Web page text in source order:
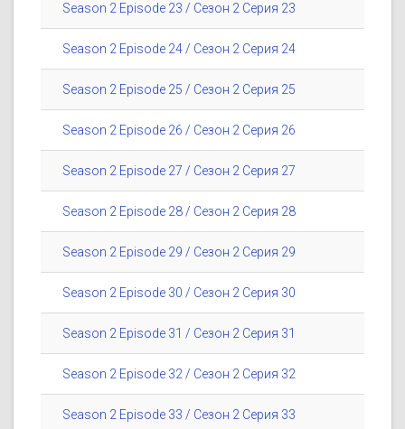
Season 2 Episode 23 / Сезон 2 Серия 23
Season 2 Episode 24 / Сезон 2 Серия 24
Season 2 Episode 25 / Сезон 2 Серия 25
Season 2 Episode 26 / Сезон 2 Серия 26
Season 2 Episode 27 / Сезон 2 Серия 27
Season 2 Episode 28 / Сезон 2 Серия 28
Season 2 Episode 29 / Сезон 2 Серия 29
Season 2 Episode 30 / Сезон 2 Серия 30
Season 2 Episode 31 / Сезон 2 Серия 31
Season 2 Episode 32 / Сезон 2 Серия 32
Season 2 Episode 33 / Сезон 2 Серия 33